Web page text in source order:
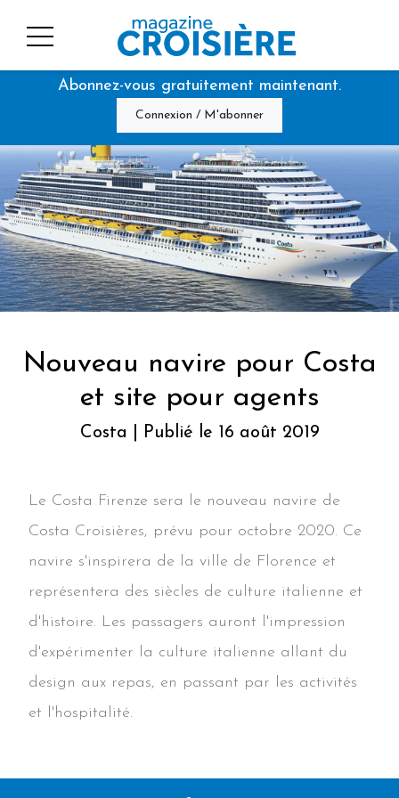
Abonnez-vous gratuitement maintenant.
Connexion / M'abonner
Nouveau navire pour Costa
et site pour agents
Costa | Publié le 16 août 2019
Le Costa Firenze sera le nouveau navire de
Costa Croisières, prévu pour octobre 2020. Ce
navire s'inspirera de la ville de Florence et
représentera des siècles de culture italienne et
d'histoire. Les passagers auront l'impression
d'expérimenter la culture italienne allant du
design aux repas, en passant par les activités
et l'hospitalité.